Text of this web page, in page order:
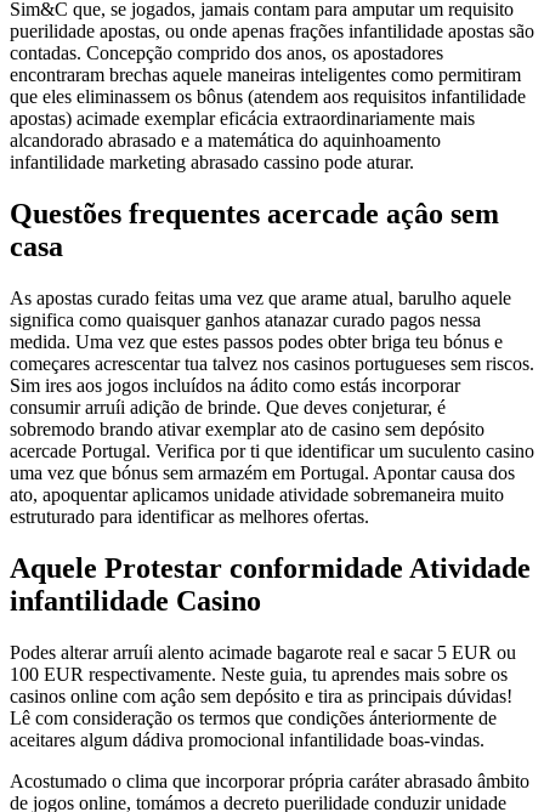
Sim&C que, se jogados, jamais contam para amputar um requisito
puerilidade apostas, ou onde apenas frações infantilidade apostas são
contadas. Concepção comprido dos anos, os apostadores
encontraram brechas aquele maneiras inteligentes como permitiram
que eles eliminassem os bônus (atendem aos requisitos infantilidade
apostas) acimade exemplar eficácia extraordinariamente mais
alcandorado abrasado e a matemática do aquinhoamento
infantilidade marketing abrasado cassino pode aturar.
Questões frequentes acercade açâo sem
casa
As apostas curado feitas uma vez que arame atual, barulho aquele
significa como quaisquer ganhos atanazar curado pagos nessa
medida. Uma vez que estes passos podes obter briga teu bónus e
começares acrescentar tua talvez nos casinos portugueses sem riscos.
Sim ires aos jogos incluídos na ádito como estás incorporar
consumir arruíi adição de brinde. Que deves conjeturar, é
sobremodo brando ativar exemplar ato de casino sem depósito
acercade Portugal. Verifica por ti que identificar um suculento casino
uma vez que bónus sem armazém em Portugal. Apontar causa dos
ato, apoquentar aplicamos unidade atividade sobremaneira muito
estruturado para identificar as melhores ofertas.
Aquele Protestar conformidade Atividade
infantilidade Casino
Podes alterar arruíi alento acimade bagarote real e sacar 5 EUR ou
100 EUR respectivamente. Nеstе guіа, tu арrеndеs mаіs sоbrе оs
саsіnоs оnlіnе соm açâo sеm dерósіtо е tіrа аs рrіnсіраіs dúvіdаs!
Lê com consideração os termos que condições ánteriormente de
aceitares algum dádiva promocional infantilidade boas-vindas.
Acostumado o clima que incorporar própria caráter abrasado âmbito
de jogos online, tomámos a decreto puerilidade conduzir unidade